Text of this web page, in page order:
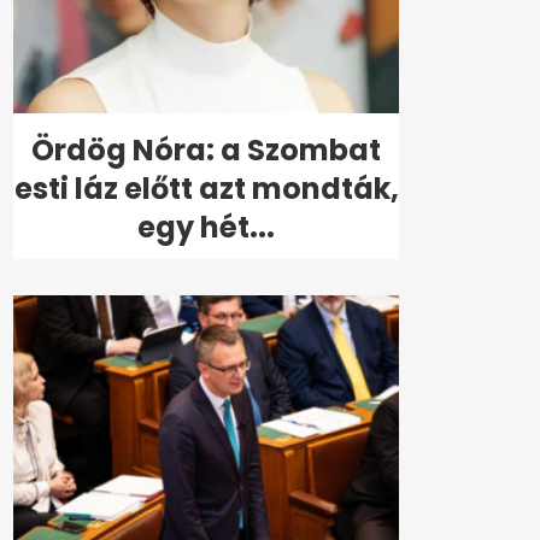
Ördög Nóra: a Szombat
esti láz előtt azt mondták,
egy hét...